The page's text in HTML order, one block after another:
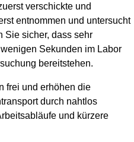
verschickte und
entnommen und untersucht
Sie sicher, dass sehr
Sekunden im Labor
bereitstehen.
frei und erhöhen die
durch nahtlos
und kürzere